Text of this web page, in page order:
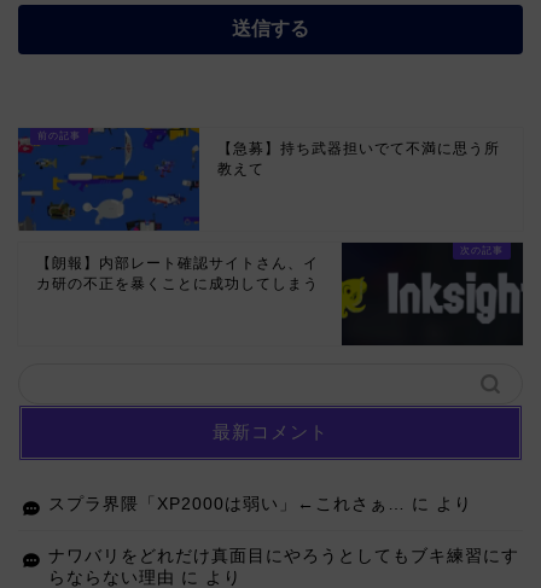
【急募】持ち武器担いでて不満に思う所
教えて
【朗報】内部レート確認サイトさん、イ
カ研の不正を暴くことに成功してしまう
最新コメント
スプラ界隈「XP2000は弱い」←これさぁ… に より
ナワバリをどれだけ真面目にやろうとしてもブキ練習にす
らならない理由 に より